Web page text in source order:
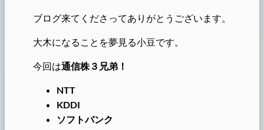
ブログ来てくださってありがとうございます。
大木になることを夢見る小豆です。
今回は通信株３兄弟！
NTT
KDDI
ソフトバンク